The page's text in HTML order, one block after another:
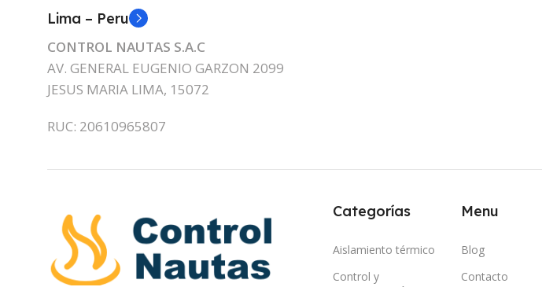
Lima – Peru
CONTROL NAUTAS S.A.C
AV. GENERAL EUGENIO GARZON 2099
JESUS MARIA LIMA, 15072
RUC: 20610965807
Categorías
Aislamiento térmico
Control y
Menu
Blog
Contacto